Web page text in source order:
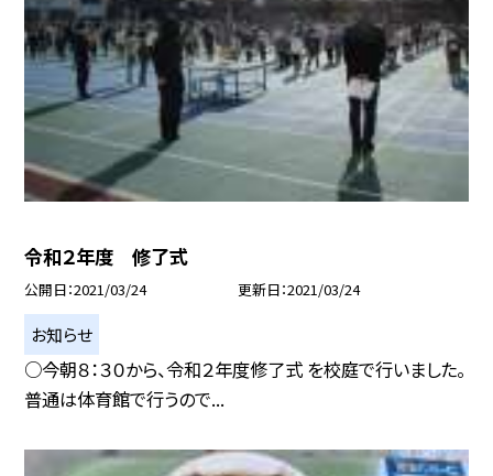
令和２年度 修了式
公開日 2021/03/24 更新日 2021/03/24
お知らせ
○今朝８：３０から、令和２年度修了式 を校庭で行いました。
普通は体育館で行うので...